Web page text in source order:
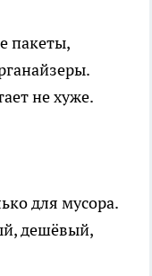
пакеты,
не хуже.
для мусора.
дешёвый,